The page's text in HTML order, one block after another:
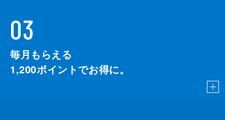
03
毎月もらえる
1,200ポイントでお得に。